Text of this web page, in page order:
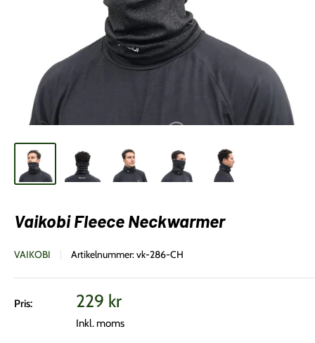
Vaikobi Fleece Neckwarmer
VAIKOBI Artikelnummer:vk-286-CH
Pris:
Vårt
pris
229 kr
Inkl. moms